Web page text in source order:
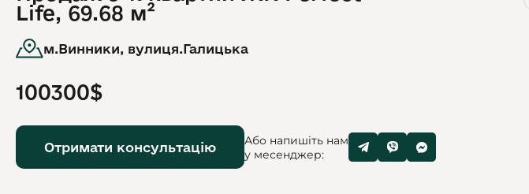
Life, 69.68 м²
м.Винники, вулиця.Галицька
100300$
Отримати консультацію
Або напишіть нам
у месенджер: